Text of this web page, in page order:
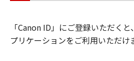
「Canon ID」にご登録いただく
プリケーションをご利用いただけ